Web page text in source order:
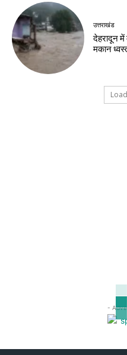
उत्तराखंड
देहरादून
मकान
-